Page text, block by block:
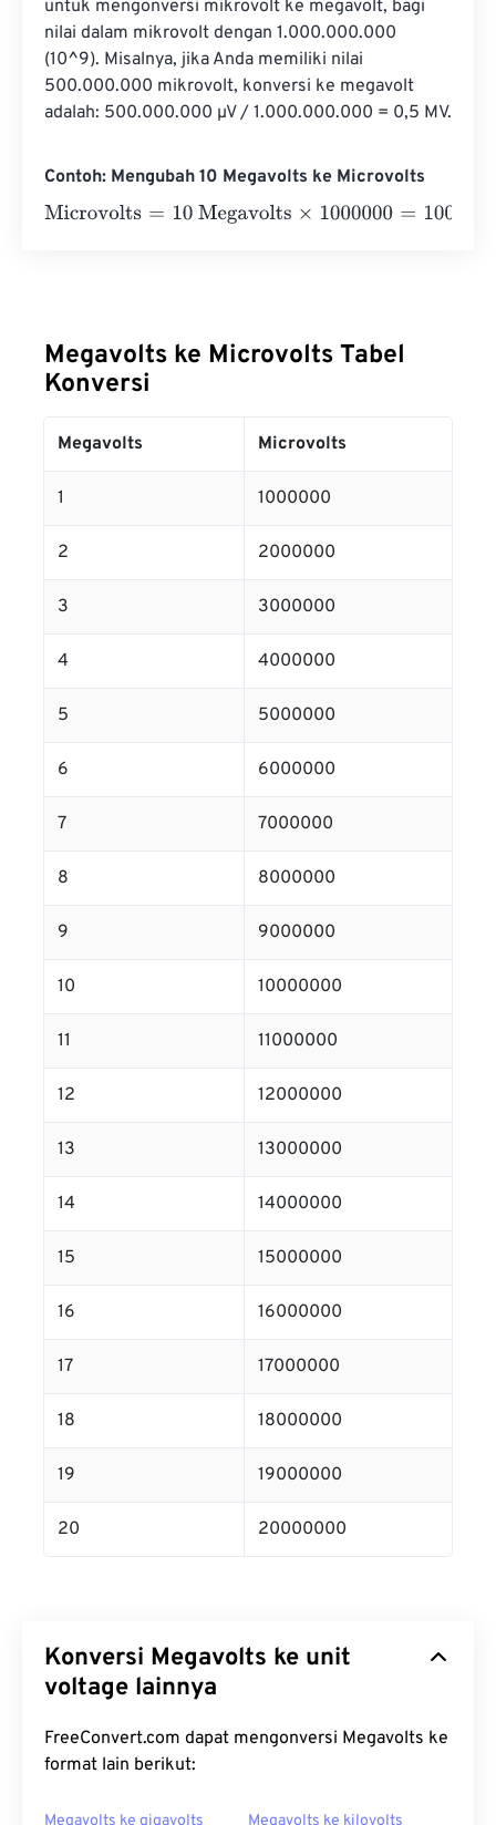
untuk mengonversi mikrovolt ke megavolt, bagi
nilai dalam mikrovolt dengan 1.000.000.000
(10^9). Misalnya, jika Anda memiliki nilai
500.000.000 mikrovolt, konversi ke megavolt
adalah: 500.000.000 µV / 1.000.000.000 = 0,5 MV.
Contoh: Mengubah 10 Megavolts ke Microvolts
Microvolts=10 Megavolts×1000000=10000000
Megavolts ke Microvolts Tabel
Konversi
Megavolts Microvolts
1 1000000
2 2000000
3 3000000
4 4000000
5 5000000
6 6000000
7 7000000
8 8000000
9 9000000
10 10000000
11 11000000
12 12000000
13 13000000
14 14000000
15 15000000
16 16000000
17 17000000
18 18000000
19 19000000
20 20000000
Konversi Megavolts ke unit
voltage lainnya
FreeConvert.com dapat mengonversi Megavolts ke
format lain berikut:
Megavolts ke gigavolts Megavolts ke kilovolts